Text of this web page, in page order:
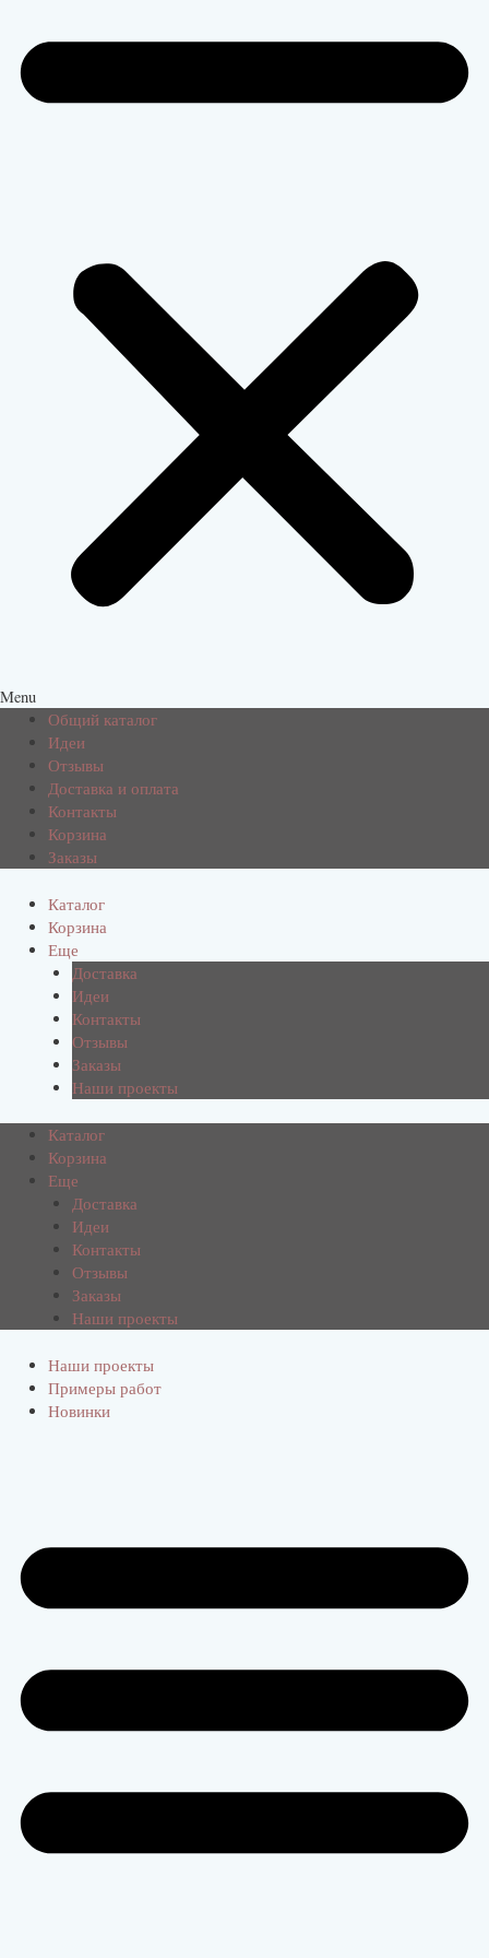
Menu
Общий каталог
Идеи
Отзывы
Доставка и оплата
Контакты
Корзина
Заказы
Каталог
Корзина
Еще
Доставка
Идеи
Контакты
Отзывы
Заказы
Наши проекты
Каталог
Корзина
Еще
Доставка
Идеи
Контакты
Отзывы
Заказы
Наши проекты
Наши проекты
Примеры работ
Новинки